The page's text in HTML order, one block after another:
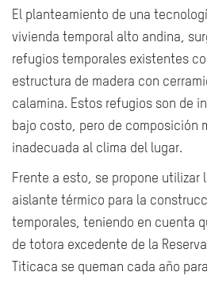
El planteamiento de una
vivienda temporal alto andina,
refugios temporales existentes
estructura de madera con
calamina. Estos refugios son de
bajo costo, pero de composición
inadecuada al clima del lugar.
Frente a esto, se propone utilizar
aislante térmico para la
temporales, teniendo en cuenta
de totora excedente de la
Titicaca se queman cada año